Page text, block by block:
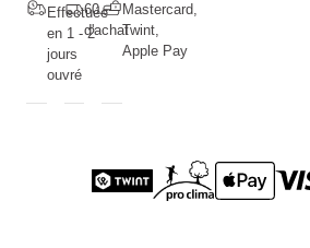
Effectuée
en 1 - 2
jours
ouvré
60.--
d'achat
Mastercard,
Twint,
Apple Pay